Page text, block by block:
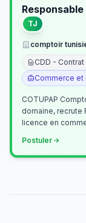
TJ
comptoir
CDD -
Commerce et
COTUPAP
domaine, recrute Responsable Commercial Titulaire d’une
licence en
Postuler